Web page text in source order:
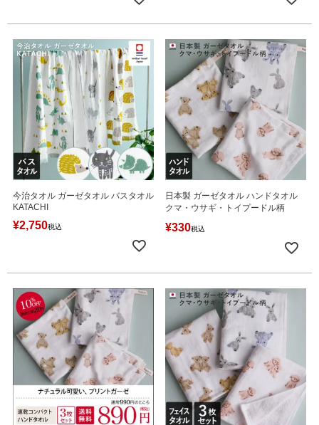
今治タオル ガーゼタオル バスタオル
KATACHI
¥2,750税込
日本製 ガーゼタオル ハンドタオル
クマ・ウサギ・トイプードル柄
¥330税込